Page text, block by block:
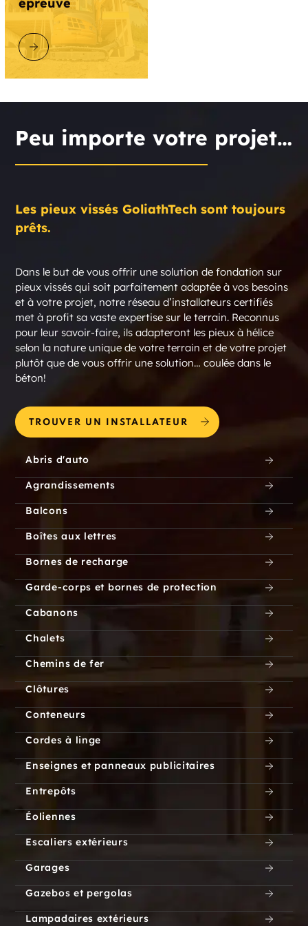
épreuve
DÉCOUVRIR GOLIATHTECH
Peu importe votre projet…
Les pieux vissés GoliathTech sont toujours
prêts.
Dans le but de vous offrir une solution de fondation sur
pieux vissés qui soit parfaitement adaptée à vos besoins
et à votre projet, notre réseau d’installateurs certifiés
met à profit sa vaste expertise sur le terrain. Reconnus
pour leur savoir-faire, ils adapteront les pieux à hélice
selon la nature unique de votre terrain et de votre projet
plutôt que de vous offrir une solution… coulée dans le
béton!
TROUVER UN INSTALLATEUR
Abris d'auto
Agrandissements
Balcons
Boîtes aux lettres
Bornes de recharge
Garde-corps et bornes de protection
Cabanons
Chalets
Chemins de fer
Clôtures
Conteneurs
Cordes à linge
Enseignes et panneaux publicitaires
Entrepôts
Éoliennes
Escaliers extérieurs
Garages
Gazebos et pergolas
Lampadaires extérieurs